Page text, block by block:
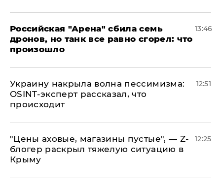
​Российская "Арена" сбила семь
дронов, но танк все равно сгорел: что
произошло
13:46
​Украину накрыла волна пессимизма:
OSINT-эксперт рассказал, что
происходит
12:51
​"Цены аховые, магазины пустые", — Z-
блогер раскрыл тяжелую ситуацию в
Крыму
12:25